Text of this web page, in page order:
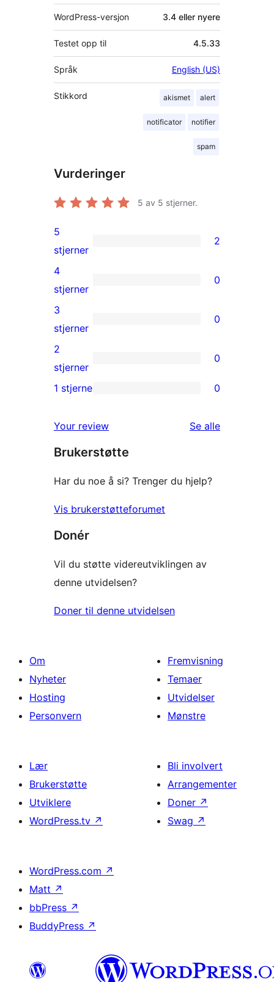
WordPress-versjon 3.4 eller nyere
Testet opp til 4.5.33
Språk English (US)
Stikkord akismet alert
notificator notifier
spam
Vurderinger
5 av 5 stjerner.
2
5-
star
reviews
5
stjerner
2
0
4-
star
reviews
4
stjerner
0
0
3-
star
reviews
3
stjerner
0
0
2-
reviews
2
stjerner
0
star
reviews
1 stjerne 0
Your review Se alleomtalene
Brukerstøtte
Har du noe å si? Trenger du hjelp?
Vis brukerstøtteforumet
Donér
Vil du støtte videreutviklingen av
denne utvidelsen?
Doner til denne utvidelsen
Om
Nyheter
Hosting
Personvern
Fremvisning
Temaer
Utvidelser
Mønstre
Lær
Brukerstøtte
Utviklere
WordPress.tv ↗
Bli involvert
Arrangementer
Doner ↗
Swag ↗
WordPress.com ↗
Matt ↗
bbPress ↗
BuddyPress ↗